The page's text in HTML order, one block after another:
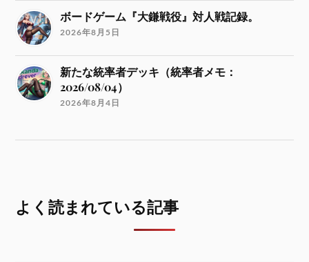
ボードゲーム『大鎌戦役』対人戦記録。
2026年8月5日
新たな統率者デッキ（統率者メモ：
2026/08/04）
2026年8月4日
よく読まれている記事